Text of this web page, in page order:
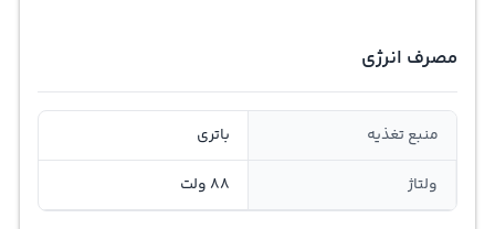
مصرف انرژی
منبع تغذیه باتری
ولتاژ 88 ولت